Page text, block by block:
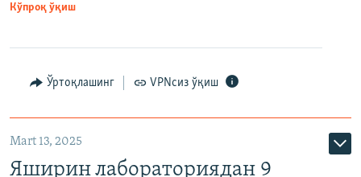
Кўпроқ ўқиш
Ўртоқлашинг VPNсиз ўқиш
Mart 13, 2025
Яширин лабораториядан 9